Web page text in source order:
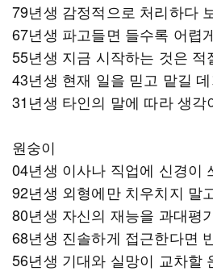
79년생 감정적으로 처리하다
67년생 파고들면 들수록 어렵
55년생 지금 시작하는 것은 적
43년생 현재 일을 믿고 맡길
31년생 타인의 말에 따라 생각
원숭이
04년생 이사나 직업에 신경이
92년생 외형에만 치우치지 말
80년생 자신의 재능을 과대평
68년생 진솔하게 접근한다면
56년생 기대와 실망이 교차할